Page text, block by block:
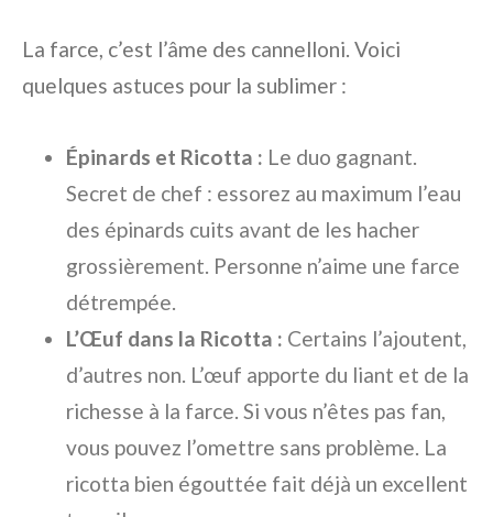
La farce, c’est l’âme des cannelloni. Voici
quelques astuces pour la sublimer :
Épinards et Ricotta : Le duo gagnant.
Secret de chef : essorez au maximum l’eau
des épinards cuits avant de les hacher
grossièrement. Personne n’aime une farce
détrempée.
L’Œuf dans la Ricotta : Certains l’ajoutent,
d’autres non. L’œuf apporte du liant et de la
richesse à la farce. Si vous n’êtes pas fan,
vous pouvez l’omettre sans problème. La
ricotta bien égouttée fait déjà un excellent